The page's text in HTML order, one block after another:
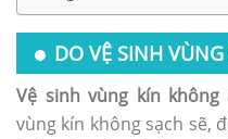
DO VỆ SINH
Vệ sinh vùng kín
vùng kín không sạch sẽ,